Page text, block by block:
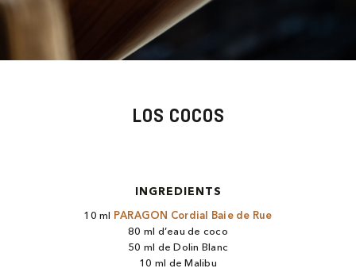
LOS COCOS
INGREDIENTS
10 ml PARAGON Cordial Baie de Rue
80 ml d’eau de coco
50 ml de Dolin Blanc
10 ml de Malibu